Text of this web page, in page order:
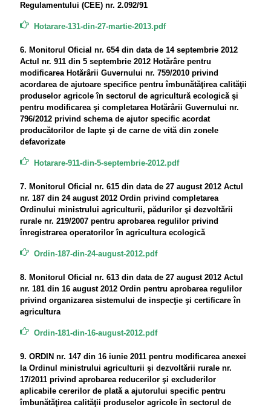
Regulamentului (CEE) nr. 2.092/91
Hotarare-131-din-27-martie-2013.pdf
6. Monitorul Oficial nr. 654 din data de 14 septembrie 2012
Actul nr. 911 din 5 septembrie 2012 Hotărâre pentru
modificarea Hotărârii Guvernului nr. 759/2010 privind
acordarea de ajutoare specifice pentru îmbunătăţirea calităţii
produselor agricole în sectorul de agricultură ecologică şi
pentru modificarea şi completarea Hotărârii Guvernului nr.
796/2012 privind schema de ajutor specific acordat
producătorilor de lapte şi de carne de vită din zonele
defavorizate
Hotarare-911-din-5-septembrie-2012.pdf
7. Monitorul Oficial nr. 615 din data de 27 august 2012 Actul
nr. 187 din 24 august 2012 Ordin privind completarea
Ordinului ministrului agriculturii, pădurilor şi dezvoltării
rurale nr. 219/2007 pentru aprobarea regulilor privind
înregistrarea operatorilor în agricultura ecologică
Ordin-187-din-24-august-2012.pdf
8. Monitorul Oficial nr. 613 din data de 27 august 2012 Actul
nr. 181 din 16 august 2012 Ordin pentru aprobarea regulilor
privind organizarea sistemului de inspecţie şi certificare în
agricultura
Ordin-181-din-16-august-2012.pdf
9. ORDIN nr. 147 din 16 iunie 2011 pentru modificarea anexei
la Ordinul ministrului agriculturii şi dezvoltării rurale nr.
17/2011 privind aprobarea reducerilor şi excluderilor
aplicabile cererilor de plată a ajutorului specific pentru
îmbunătăţirea calităţii produselor agricole în sectorul de